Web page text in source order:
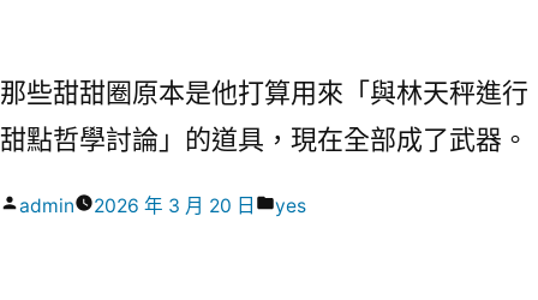
那些甜甜圈原本是他打算用來「與林天秤進行
甜點哲學討論」的道具，現在全部成了武器。
作
admin 2026 年 3 月 20 日
分
yes